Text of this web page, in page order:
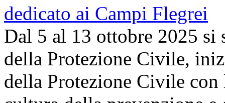
Dal 5 al 13 ottobre 2025 si
della Protezione Civile,
della Protezione Civile